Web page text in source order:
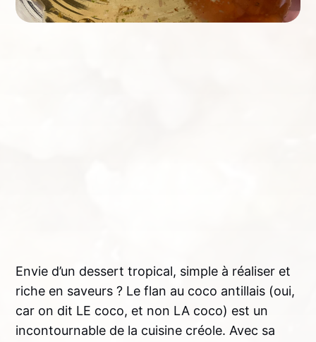
Envie d’un dessert tropical, simple à réaliser et
riche en saveurs ? Le flan au coco antillais (oui,
car on dit LE coco, et non LA coco) est un
incontournable de la cuisine créole. Avec sa